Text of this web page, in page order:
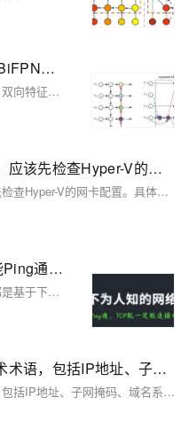
YOLOv11改进策略【Neck】| BiFPN：双向特征金字塔网络-跨尺度连接和加权特征融合
YOLOv11改进策略【Neck】| BiFPN：双向特征金字塔网络-跨尺度连接和加权特征融合
当虚拟机出现网络连接问题时，应该先检查Hyper-V的网卡连接配置
当虚拟机出现网络连接问题时，应首先检查Hyper-V的网卡配置。具体步骤包括：确认虚拟机运行状态、检查虚拟交换机类型和物理网卡连接、确保虚拟机网络适配器正确连接到虚拟交换机，并验证网络配置（IP地址等）。常见问题如虚拟交换机配置错误、网络适配器未连接或防火墙阻止连接，可通过重新配置或调整设置解决。必要时重启虚拟机和宿主机，查看事件日志或联系技术支持以进一步排查问题。
不为人知的网络编程(十九)：能Ping通，TCP就一定能连接和通信吗？
这网络层就像搭积木一样，上层协议都是基于下层协议搭出来的。不管是ping（用了ICMP协议）还是tcp本质上都是基于网络层IP协议的数据包，而到了物理层，都是二进制01串，都走网卡发出去了。 如果网络环境没发生变化，目的地又一样，那按道理说他们走的网络路径应该是一样的，什么情况下会不同呢？ 我们就从路由这个话题聊起吧。
本文介绍了十个重要的网络技术术语，包括IP地址、子网掩码、域名系统（DNS）、防火墙、虚拟专用网络（VPN）、路由器、交换机、超文本传输协议（HTTP）、传输控制协议/网际协议（TCP/IP）和云计算
本文介绍了十个重要的网络技术术语，包括IP地址、子网掩码、域名系统（DNS）、防火墙、虚拟专用网络（VPN）、路由器、交换机、超文本传输协议（HTTP）、传输控制协议/网际协议（TCP/IP）和云计算。通过这些术语的详细解释，帮助读者更好地理解和应用网络技术，应对数字化时代的挑战和机遇。